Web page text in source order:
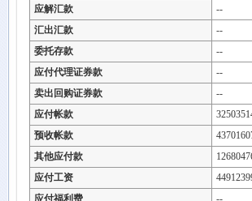
应解汇款
--
汇出汇款
--
委托存款
--
应付代理证券款
--
卖出回购证券款
--
应付帐款
预收帐款
其他应付款
应付工资
应付福利费
--